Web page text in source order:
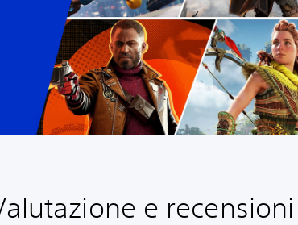
e recensioni